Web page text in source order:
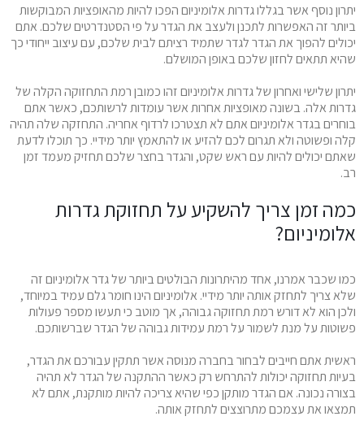
יתרון נוסף אשר בגללו גדרות אלומיניום הפכו להיות מהאופציות המבוקשות
ביותר זה האפשרות לתכנן ולעצב את הגדר על פי הסטנדרטים שלכם. אתם
יכולים להפוך את הגדר לגדר שתמיד רציתם לבית שלכם, עם עיצוב ייחודי כך
שהיא תתאים לחזון שלכם באופן המושלם.
יתרון שלישי ואחרון של גדרות אלומיניום זהו כמובן רמת התחזוקה הקלה של
גדרות אלה. בשונה מאופציות אחרות אשר עומדות לרשותכם, כאשר אתם
בוחרים בגדר אלומיניום אתם לא תצטרכו לרדוף אחריה. התחזקה שלה תהיה
קלה ופשוטה ולא תגרום לכם להזיע או להתאמץ יותר מידיי. כך תוכלו לדעת
שאתם יכולים להיות עם ראש שקט, והגדר בחצר שלכם תחזיק מעמד זמן
רב.
כמה זמן צריך להשקיע על תחזוקת גדרות
אלומיניום?
כמו שכבר אמרנו, אחד מהיתרונות הבולטים ביותר של גדר אלומיניום זה
שלא צריך לתחזק אותה יותר מידיי. אלומיניום הינו חומר גלם עמיד במיוחד,
ולכן הוא לא דורש רמת תחזוקה גבוהה, אך מוטב כי תעשו מספר פעולות
פשוטות על מנת לשמור על רמת עמידות גבוהה של הגדר שברשותכם.
ראשית אתם חייבים לבחור בחברה מנוסה אשר תתקין עבורכם את הגדר,
בעיות תחזוקה יכולות להתרחש רק כאשר ההתקנה של הגדר לא תהיה
בצורה נכונה. אם הגדר מותקן כפי שהיא צריכה להיות מותקנת, אתם לא
תמצאו את עצמכם מתרוצצים לתחזק אותה.